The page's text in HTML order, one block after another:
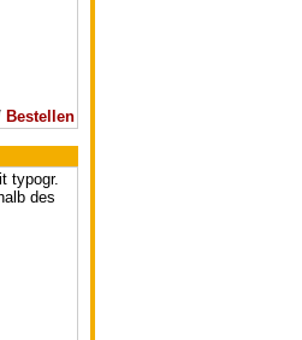
Bestellen
typogr.
des